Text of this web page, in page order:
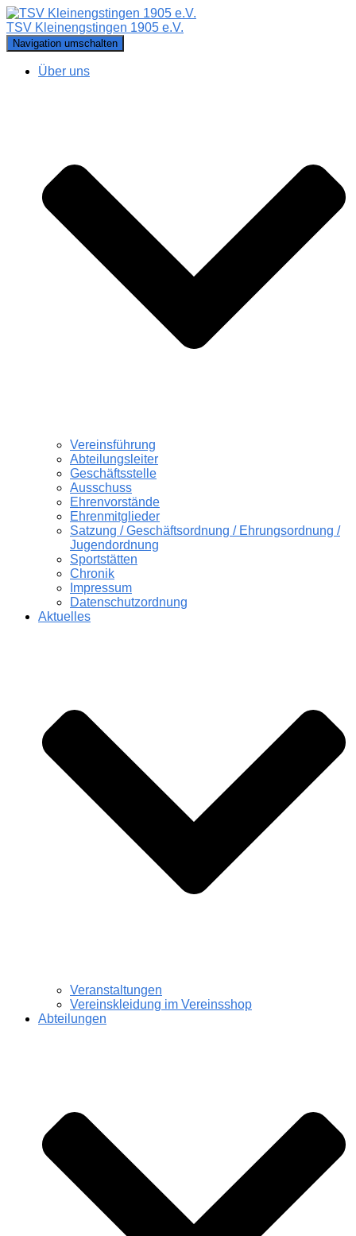
TSV Kleinengstingen 1905 e.V.
Navigation umschalten
Über uns
Vereinsführung
Abteilungsleiter
Geschäftsstelle
Ausschuss
Ehrenvorstände
Ehrenmitglieder
Satzung / Geschäftsordnung / Ehrungsordnung /
Jugendordnung
Sportstätten
Chronik
Impressum
Datenschutzordnung
Aktuelles
Veranstaltungen
Vereinskleidung im Vereinsshop
Abteilungen